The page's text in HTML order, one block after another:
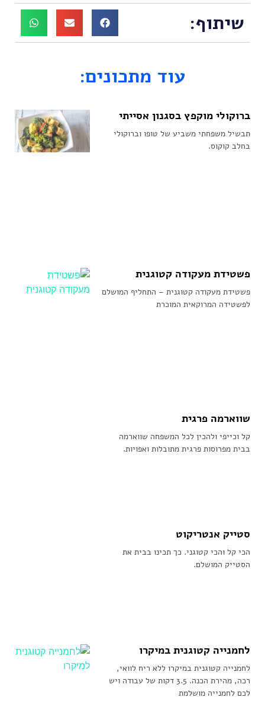
שיתוף:
עוד מתכונים:
ברוקולי מוקפץ בסגנון אסייתי
תבשיל משפחתי משביע של טופו וברוקולי
בחלב קוקוס.
פשטידת מעקודה קטוגנית
פשטידת מעקודה קטוגנית – התחליף המושלם
לפשטידה המרוקאית המוכרת
שווארמה פרגית
קל וכייפי ולהכין לכל המשפחה שווארמה
בבית מפרוסות פרגית מתובלות ואפויות.
סטייק אנטריקוט
הכי קל והכי קטוגני. כך תכינו בבית את
הסטייק המושלם.
לחמנייה קטוגנית במיקרו
לחמנייה קטוגנית במיקרו ללא ריח לוואי,
רכה, מהירת הכנה. 3.5 דקות של עבודה ויש
לכם לחמנייה מושלמת